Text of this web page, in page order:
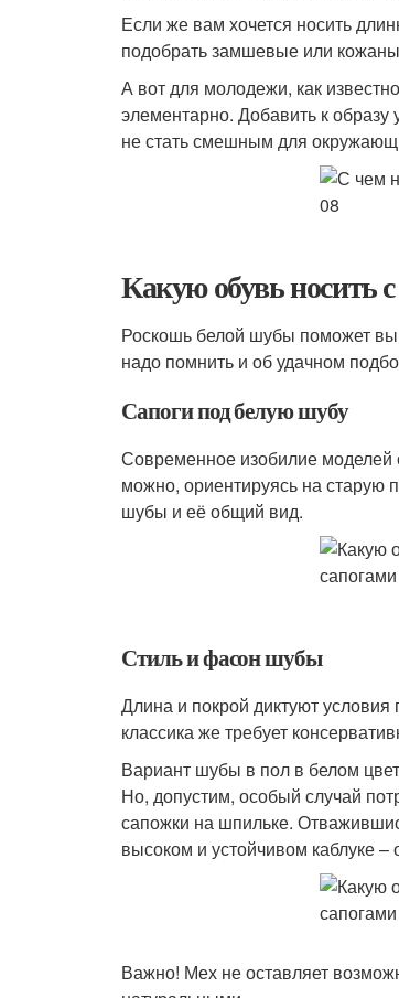
Если же вам хочется носить
подобрать замшевые или
А вот для молодежи, как
элементарно. Добавить к
не стать смешным для
Какую обувь носить
Роскошь белой шубы поможет
надо помнить и об удачном
Сапоги под белую шубу
Современное изобилие моделей
можно, ориентируясь на старую
шубы и её общий вид.
Стиль и фасон шубы
Длина и покрой диктуют
классика же требует
Вариант шубы в пол в белом
Но, допустим, особый случай
сапожки на шпильке.
высоком и устойчивом каблуке –
Важно! Мех не оставляет